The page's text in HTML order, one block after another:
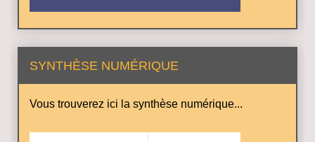
SYNTHÈSE NUMÉRIQUE
Vous trouverez ici la synthèse numérique...